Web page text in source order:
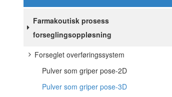
Farmakoutisk prosess
forseglingsoppløsning
Forseglet overføringssystem
Pulver som griper pose-2D
Pulver som griper pose-3D